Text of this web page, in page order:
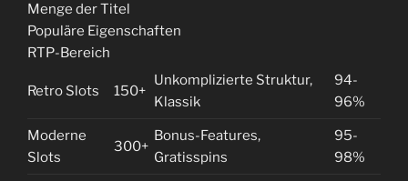
Menge der Titel
Populäre Eigenschaften
RTP-Bereich
Retro Slots 150+
Unkomplizierte Struktur,
Klassik
94-
96%
Moderne
Slots
300+
Bonus-Features,
Gratisspins
95-
98%